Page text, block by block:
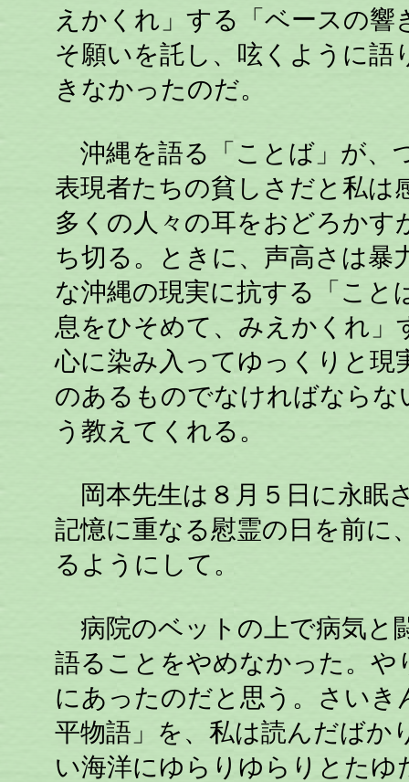
えかくれ」する「ベースの
そ願いを託し、呟くように
きなかったのだ。
沖縄を語る「ことば」が、
表現者たちの貧しさだと私は
多くの人々の耳をおどろかす
ち切る。ときに、声高さは暴
な沖縄の現実に抗する「こと
息をひそめて、みえかくれ」
心に染み入ってゆっくりと現
のあるものでなければなら
う教えてくれる。
岡本先生は８月５日に永眠
記憶に重なる慰霊の日を前に
るようにして。
病院のベットの上で病気と
語ることをやめなかった。
にあったのだと思う。さいき
平物語」を、私は読んだばか
い海洋にゆらりゆらりとた